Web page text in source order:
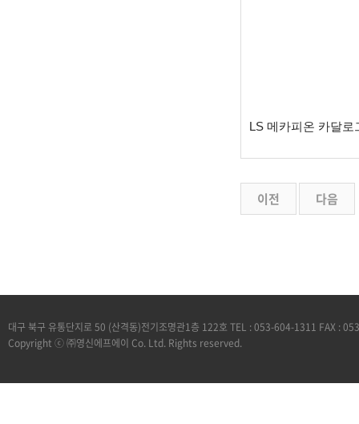
​LS 메카피온 카달로
이전 다음
대구 북구 유통단지로 50 (산격동)전기조명관1층 122호 TEL : 053-604-1311 FAX :
Copyright ⓒ ㈜영신에프에이 Co. Ltd. Rights reserved.